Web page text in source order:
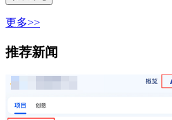
更多>>
推荐新闻